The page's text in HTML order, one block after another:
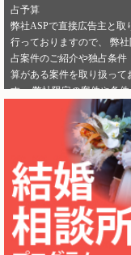
占予算
弊社ASPで直接広告主と取
行っておりますので、 弊
占案件のご紹介や独占条件
算がある案件を取り扱って
す。 弊社限定の案件や条
できるカテゴリーは下記と
す。 ・健康食品 ・美容 ・
ジェント（IT/エンジニア
職エージェント（一般求人
エージェント（工場求人）
理ツール ・不動産（売却
（投資） ・不動産（外壁
（注文住宅） ・引越し ・ラ
是非この機会に、新規でご
だくアフィリエイター様は